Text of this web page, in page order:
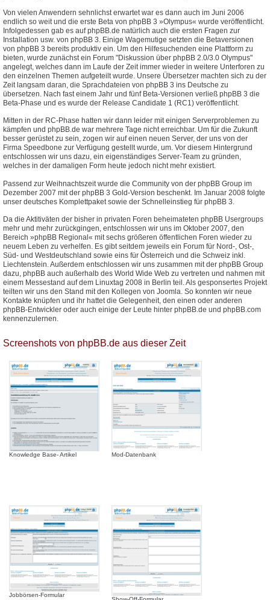
Von vielen Anwendern sehnlichst erwartet war es dann auch im Juni 2006
endlich so weit und die erste Beta von phpBB 3 »Olympus« wurde veröffentlicht.
Infolgedessen gab es auf phpBB.de natürlich auch die ersten Fragen zur
Installation usw. von phpBB 3. Einige Wagemutige setzten die Betaversionen
von phpBB 3 bereits produktiv ein. Um den Hilfesuchenden eine Plattform zu
bieten, wurde zunächst ein Forum "Diskussion über phpBB 2.0/3.0 Olympus"
angelegt, welches dann im Laufe der Zeit immer wieder in weitere Unterforen zu
den einzelnen Themen aufgeteilt wurde. Unsere Übersetzer machten sich zu der
Zeit langsam daran, die Sprachdateien von phpBB 3 ins Deutsche zu
übersetzen. Nach fast einem Jahr und fünf Beta-Versionen verließ phpBB 3 die
Beta-Phase und es wurde der Release Candidate 1 (RC1) veröffentlicht.
Mitten in der RC-Phase hatten wir dann leider mit einigen Serverproblemen zu
kämpfen und phpBB.de war mehrere Tage nicht erreichbar. Um für die Zukunft
besser gerüstet zu sein, zogen wir auf einen neuen Server, der uns von der
Firma Speedbone zur Verfügung gestellt wurde, um. Vor diesem Hintergrund
entschlossen wir uns dazu, ein eigenständiges Server-Team zu gründen,
welches in der damaligen Form heute jedoch nicht mehr existiert.
Passend zur Weihnachtszeit wurde die Community von der phpBB Group im
Dezember 2007 mit der phpBB 3 Gold-Version beschenkt. Im Januar 2008 folgte
unser deutsches Komplettpaket sowie der Schnelleinstieg für phpBB 3.
Da die Aktitiväten der bisher in privaten Foren beheimateten phpBB Usergroups
mehr und mehr zurückgingen, entschlossen wir uns im Oktober 2007, den
Bereich »phpBB Regional« mit sechs größeren öffentlichen Foren wieder zu
neuem Leben zu verhelfen. Es gibt seitdem jeweils ein Forum für Nord-, Ost-,
Süd- und Westdeutschland sowie eins für Österreich und die Schweiz inkl.
Liechtenstein. Außerdem entschlossen wir uns zusammen mit der phpBB Group
dazu, phpBB auch außerhalb des World Wide Web zu vertreten und nahmen mit
einem Messestand auf dem Linuxtag 2008 in Berlin teil. Als gesponsertes Projekt
teilten wir uns den Stand mit den Kollegen von Joomla. So konnten wir neue
Kontakte knüpfen und ihr hattet die Gelegenheit, den einen oder anderen
phpBB-Entwickler oder auch einige der Leute hinter phpBB.de und phpBB.com
kennenzulernen.
Screenshots von phpBB.de aus dieser Zeit
Knowledge Base- Artikel Mod-Datenbank
Jobbörsen-Formular